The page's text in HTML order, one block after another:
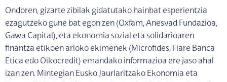
Ondoren, gizarte zibilak gidatutako hainbat esperientzia
ezagutzeko gune bat egon zen (Oxfam, Anesvad Fundazioa,
Gawa Capital), eta ekonomia sozial eta solidarioaren
finantza etikoen arloko ekimenek (Microfides, Fiare Banca
Etica edo Oikocredit) emandako informazioa ere jaso ahal
izan zen. Mintegian Eusko Jaurlaritzako Ekonomia eta